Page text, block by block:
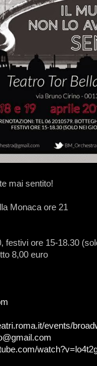
mai sentito!
Monaca ore 21
festivi ore 15-18.30
8,00 euro
events/